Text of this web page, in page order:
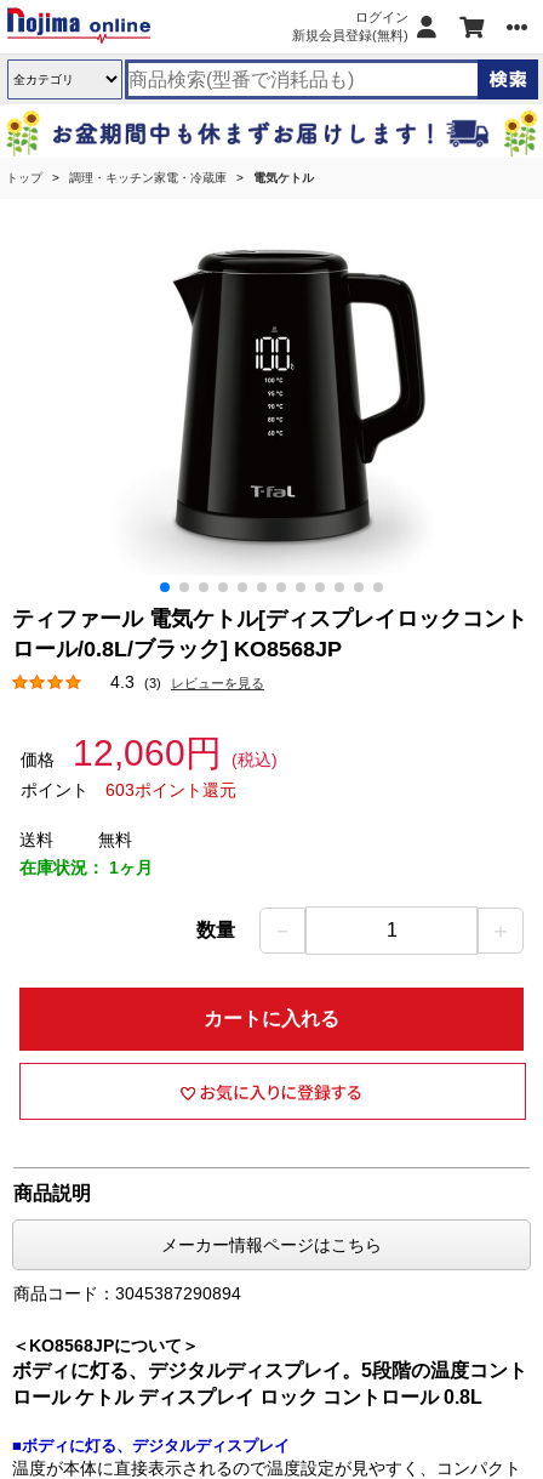
ログイン
新規会員登録(無料)
トップ 調理・キッチン家電・冷蔵庫 電気ケトル
ティファール 電気ケトル[ディスプレイロックコント
ロール/0.8L/ブラック] KO8568JP
4.3 (3) レビューを見る
価格 12,060円
(税込)
ポイント
603ポイント還元
送料
無料
在庫状況： 1ヶ月
数量 － 1 ＋
カートに入れる
商品説明
メーカー情報ページはこちら
商品コード：3045387290894
＜KO8568JPについて＞
ボディに灯る、デジタルディスプレイ。5段階の温度コント
ロール ケトル ディスプレイ ロック コントロール 0.8L
■ボディに灯る、デジタルディスプレイ
温度が本体に直接表示されるので温度設定が見やすく、コンパクト